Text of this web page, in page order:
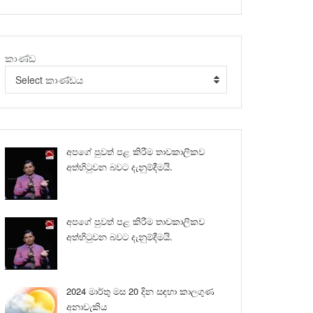
කාණ්ඩ
Select කාණ්ඩය
අපගේ පුවත් පළ කිරීම තාවකාලිකව
අත්හිටුවන බවට දැනුම්දීමයි.
අපගේ පුවත් පළ කිරීම තාවකාලිකව
අත්හිටුවන බවට දැනුම්දීමයි.
2024 මාර්තු මස 20 දින සඳහා කාලගුණ
අනාවැකිය